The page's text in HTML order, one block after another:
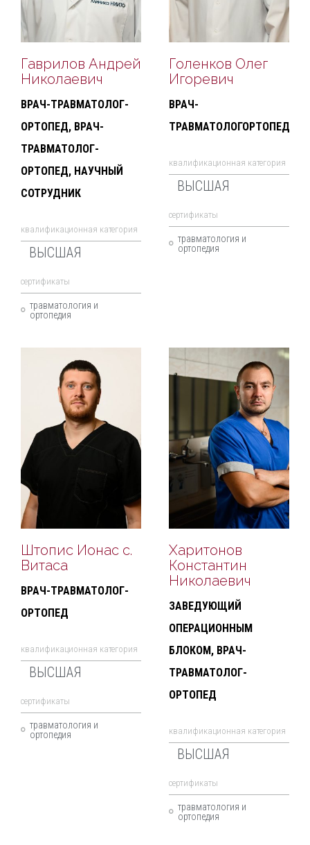
Гаврилов Андрей
Николаевич
ВРАЧ-ТРАВМАТОЛОГ-
ОРТОПЕД, ВРАЧ-
ТРАВМАТОЛОГ-
ОРТОПЕД, НАУЧНЫЙ
СОТРУДНИК
квалификационная категория
ВЫСШАЯ
cертификаты
травматология и
ортопедия
Голенков Олег
Игоревич
ВРАЧ-
ТРАВМАТОЛОГОРТОПЕД
квалификационная категория
ВЫСШАЯ
cертификаты
травматология и
ортопедия
Штопис Ионас с.
Витаса
ВРАЧ-ТРАВМАТОЛОГ-
ОРТОПЕД
квалификационная категория
ВЫСШАЯ
cертификаты
травматология и
ортопедия
Харитонов
Константин
Николаевич
ЗАВЕДУЮЩИЙ
ОПЕРАЦИОННЫМ
БЛОКОМ, ВРАЧ-
ТРАВМАТОЛОГ-
ОРТОПЕД
квалификационная категория
ВЫСШАЯ
cертификаты
травматология и
ортопедия